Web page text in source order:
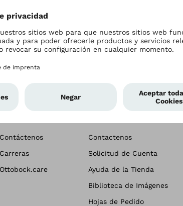
Contáctenos
Carreras
Ottobock.care
Contactenos
Solicitud de Cuenta
Ayuda de la Tienda
Biblioteca de Imágenes
Hojas de Pedido